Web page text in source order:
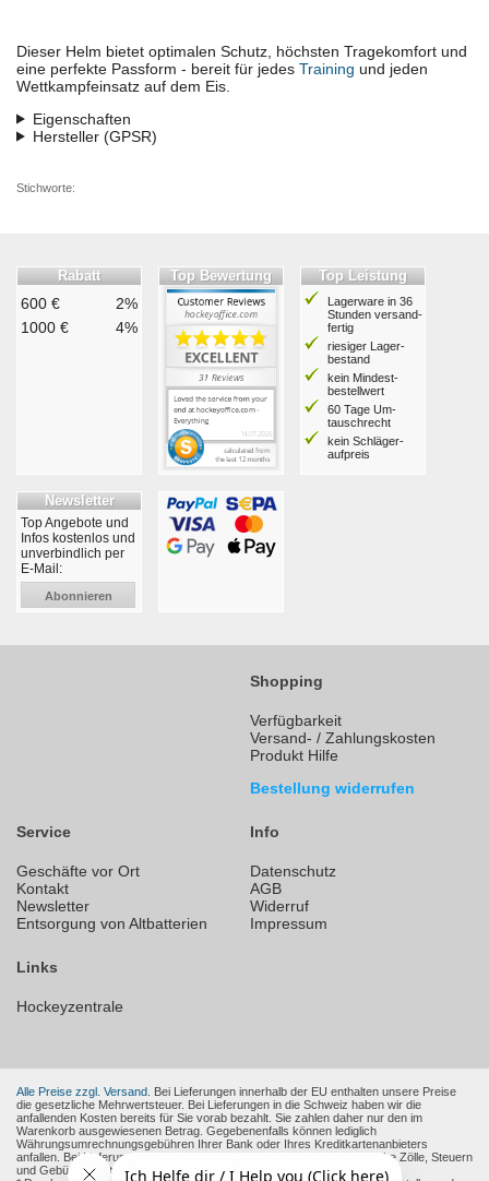
Dieser Helm bietet optimalen Schutz, höchsten Tragekomfort und
eine perfekte Passform - bereit für jedes Training und jeden
Wettkampfeinsatz auf dem Eis.
Eigenschaften
Hersteller (GPSR)
Stichworte:
Rabatt
600 €
2%
1000 €
4%
Top Bewertung Top Leistung
Lagerware in 36
Stunden ver­sand­
fertig
riesiger Lager­
bestand
kein Mindest­
bestell­wert
60 Tage Um­
tausch­recht
kein Schläger­
aufpreis
Newsletter
Top Angebote und
Infos kostenlos und
unverbindlich per
E-Mail:
Abonnieren
Shopping
Verfügbarkeit
Versand- / Zahlungskosten
Produkt Hilfe
Bestellung widerrufen
Service
Geschäfte vor Ort
Kontakt
Newsletter
Entsorgung von Altbatterien
Info
Datenschutz
AGB
Widerruf
Impressum
Links
Hockeyzentrale
Alle Preise zzgl. Versand. Bei Lieferungen innerhalb der EU enthalten unsere Preise
die gesetzliche Mehrwertsteuer. Bei Lieferungen in die Schweiz haben wir die
anfallenden Kosten bereits für Sie vorab bezahlt. Sie zahlen daher nur den im
Warenkorb ausgewiesenen Betrag. Gegebenenfalls können lediglich
Währungsumrechnungsgebühren Ihrer Bank oder Ihres Kreditkartenanbieters
anfallen. Bei Lieferungen in andere Nicht-EU-Länder können zusätzliche Zölle, Steuern
und Gebühren entstehen.